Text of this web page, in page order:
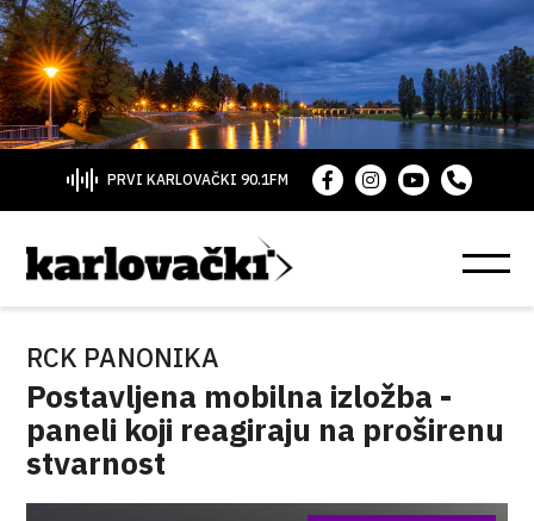
PRVI KARLOVAČKI 90.1FM
RCK PANONIKA
Postavljena mobilna izložba -
paneli koji reagiraju na proširenu
stvarnost